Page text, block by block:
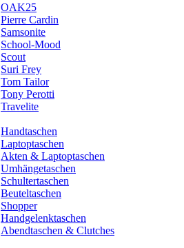
OAK25
Pierre Cardin
Samsonite
School-Mood
Scout
Suri Frey
Tom Tailor
Tony Perotti
Travelite
Handtaschen
Laptoptaschen
Akten & Laptoptaschen
Umhängetaschen
Schultertaschen
Beuteltaschen
Shopper
Handgelenktaschen
Abendtaschen & Clutches